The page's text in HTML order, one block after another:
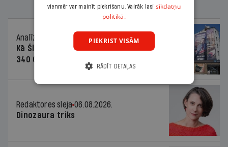
Analīze
06.08.2026.
Kā Šlesera partija palika nesodīta par
340 000 vērtu reklāmas kampaņu
Redaktores sleja 06.08.2026.
Dinozaura triks
vienmēr var mainīt piekrišanu. Vairāk lasi sīkdatņu
politikā.
PIEKRIST VISĀM
RĀDĪT DETAĻAS